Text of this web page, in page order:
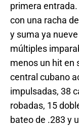
primera
con una racha
y suma ya
múltiples
menos un hit en
central cubano
impulsadas, 38
robadas, 15
bateo de .283 y